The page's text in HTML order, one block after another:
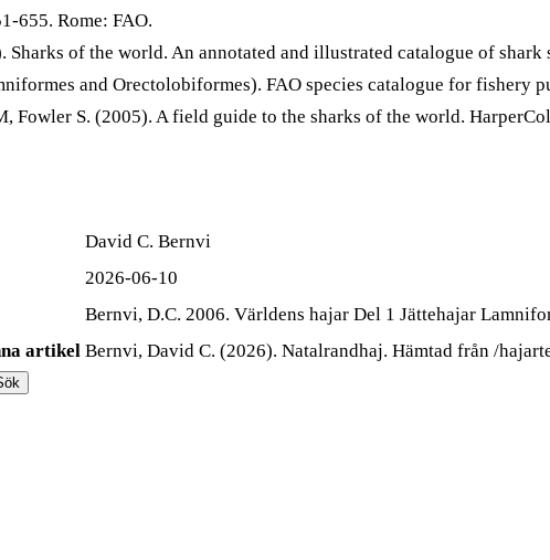
655. Rome: FAO.
Sharks of the world. An annotated and illustrated catalogue of
and Orectolobiformes). FAO species catalogue for fishery
Fowler S. (2005). A field guide to the sharks of the world.
David C. Bernvi
2026-06-10
Bernvi, D.C. 2006. Världens hajar Del 1 Jättehajar
artikel Bernvi, David C. (2026). Natalrandhaj. Hämtad från /